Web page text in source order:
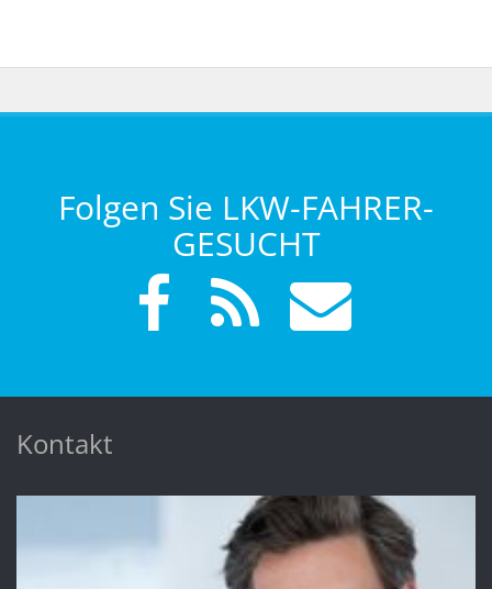
Folgen Sie LKW-FAHRER-
GESUCHT
Kontakt